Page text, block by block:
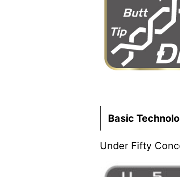
Basic
Under Fifty